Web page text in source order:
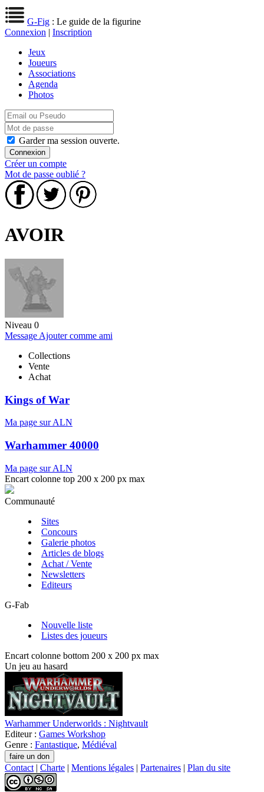
G-Fig : Le guide de la figurine
Connexion | Inscription
Jeux
Joueurs
Associations
Agenda
Photos
Garder ma session ouverte.
Créer un compte
Mot de passe oublié ?
AVOIR
Niveau 0
Message Ajouter comme ami
Collections
Vente
Achat
Kings of War
Ma page sur ALN
Warhammer 40000
Ma page sur ALN
Encart colonne top 200 x 200 px max
Communauté
Sites
Concours
Galerie photos
Articles de blogs
Achat / Vente
Newsletters
Editeurs
G-Fab
Nouvelle liste
Listes des joueurs
Encart colonne bottom 200 x 200 px max
Un jeu au hasard
Warhammer Underworlds : Nightvault
Editeur : Games Workshop
Genre : Fantastique, Médiéval
Contact | Charte | Mentions légales | Partenaires | Plan du site